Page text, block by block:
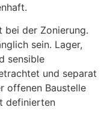
bei der Zonierung.
sein. Lager,
sensible
und separat
offenen Baustelle
definierten